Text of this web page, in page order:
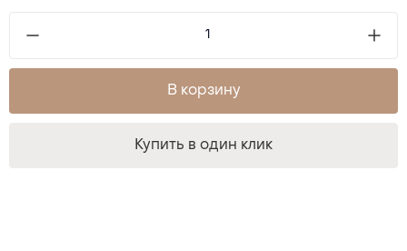
В корзину
Купить в один клик